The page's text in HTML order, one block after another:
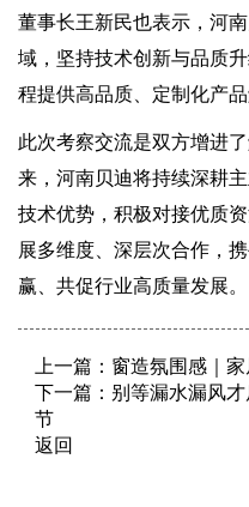
董事长王新民也表示，河
域，坚持技术创新与品质
程提供高品质、定制化产品
此次考察交流是双方增进
来，河南贝迪将持续深耕
技术优势，积极对接优质
展多维度、深层次合作，
赢、共促行业高质量发展。
上一篇： 窗造氛围感｜
下一篇： 别等漏水漏风
节
返回